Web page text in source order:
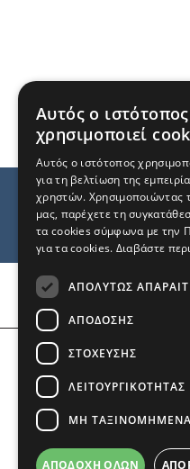
Αριθμός
COPYRIGHT ©
Αυτός ο ιστότοπος
χρησιμοποιεί
Αυτός ο ιστότοπος
για τη βελτίωση της
χρηστών. Χρησιμοποιώντας
μας, παρέχετε τη
τα cookies σύμφωνα με την
για τα cookies. Διαβάστε
ΑΠΟΛΎΤΩΣ
ΑΠΌΔΟΣΗΣ
ΣΤΌΧΕΥΣΗΣ
ΛΕΙΤΟΥΡΓΙΚΌΤΗΤΑΣ
ΜΗ ΤΑΞΙΝΟΜΗΜΈΝΑ
ΑΠΟΔΟΧΉ ΌΛΩΝ